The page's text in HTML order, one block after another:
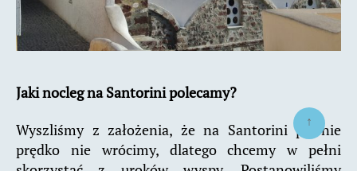
Jaki nocleg na Santorini polecamy?
Wyszliśmy z założenia, że na Santorini pewnie
prędko nie wrócimy, dlatego chcemy w pełni
↑